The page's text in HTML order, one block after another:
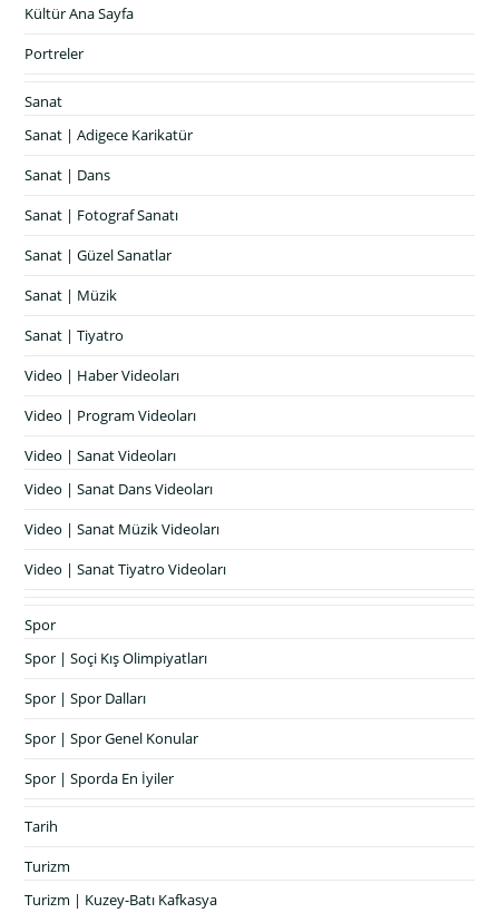
Kültür Ana Sayfa
Portreler
Sanat
Sanat | Adigece Karikatür
Sanat | Dans
Sanat | Fotograf Sanatı
Sanat | Güzel Sanatlar
Sanat | Müzik
Sanat | Tiyatro
Video | Haber Videoları
Video | Program Videoları
Video | Sanat Videoları
Video | Sanat Dans Videoları
Video | Sanat Müzik Videoları
Video | Sanat Tiyatro Videoları
Spor
Spor | Soçi Kış Olimpiyatları
Spor | Spor Dalları
Spor | Spor Genel Konular
Spor | Sporda En İyiler
Tarih
Turizm
Turizm | Kuzey-Batı Kafkasya